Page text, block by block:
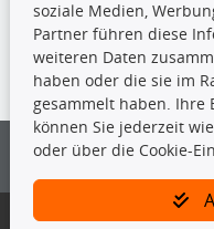
Die hier angezeigten Daten
nicht kopiert werden.
Es ist zu unterlassen, die
vorherige Zustimmung von
und/oder diese Handlungen
Bitte prüfen Sie, ob das über
soziale Medien,
Partner führen diese
weiteren Daten
haben oder die sie im
gesammelt haben. Ihre
können Sie jederzeit
oder über die Cookie-